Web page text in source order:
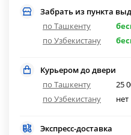
Забрать из пункта
по Ташкенту
по Узбекистану
Курьером до двери
по Ташкенту
25
по Узбекистану
нет
Экспресс-доставка